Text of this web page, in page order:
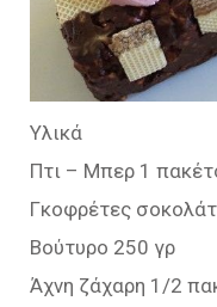
Υλικά
Πτι – Μπερ 1
Γκοφρέτες
Βούτυρο 250 γρ
Άχνη ζάχαρη 1/2